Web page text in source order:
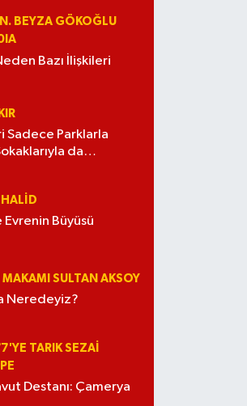
BEYZA GÖKOĞLU
Bazı İlişkileri
Sadece Parklarla
da
Evrenin Büyüsü
MAKAMI SULTAN AKSOY
Neredeyiz?
TARIK SEZAI
Destanı: Çamerya